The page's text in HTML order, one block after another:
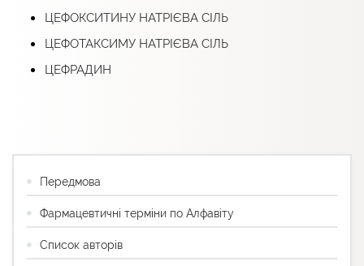
ЦЕФОКСИТИНУ НАТРІЄВА СІЛЬ
ЦЕФОТАКСИМУ НАТРІЄВА СІЛЬ
ЦЕФРАДИН
Передмова
Фармацевтичні терміни по Алфавіту
Список авторів